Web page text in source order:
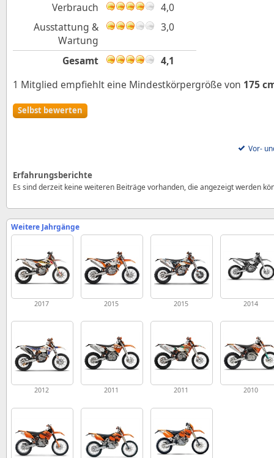
Verbrauch
4,0
Ausstattung &
Wartung
3,0
Gesamt 4,1
1 Mitglied empfiehlt eine Mindestkörpergröße von 175
Selbst bewerten
Vor-
Erfahrungsberichte
Es sind derzeit keine weiteren Beiträge vorhanden, die angezeigt werden
Weitere Jahrgänge
2017 2015 2015 2014
2012 2011 2011 2010